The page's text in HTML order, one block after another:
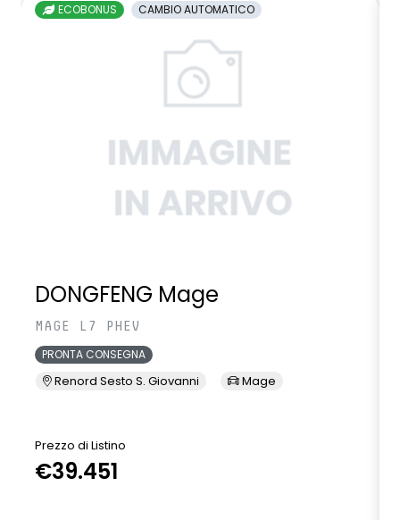
ECOBONUS CAMBIO AUTOMATICO
DONGFENG Mage
MAGE L7 PHEV
PRONTA CONSEGNA
Renord Sesto S. Giovanni Mage
Prezzo di Listino
€39.451